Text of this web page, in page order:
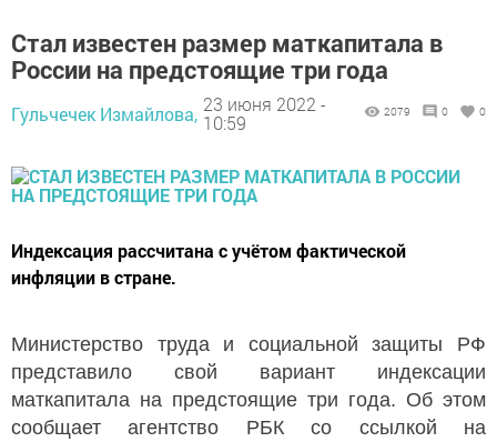
Стал известен размер маткапитала в
России на предстоящие три года
Гульчечек Измайлова, 23 июня 2022 -
10:59
2079 0 0
Индексация рассчитана с учётом фактической
инфляции в стране.
Министерство труда и социальной защиты РФ
представило свой вариант индексации
маткапитала на предстоящие три года. Об этом
сообщает агентство РБК со ссылкой на